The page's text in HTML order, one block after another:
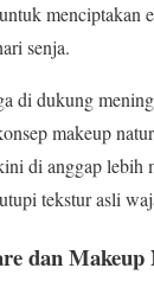
menciptakan
senja.
di dukung
makeup
di anggap lebih
tekstur asli
dan